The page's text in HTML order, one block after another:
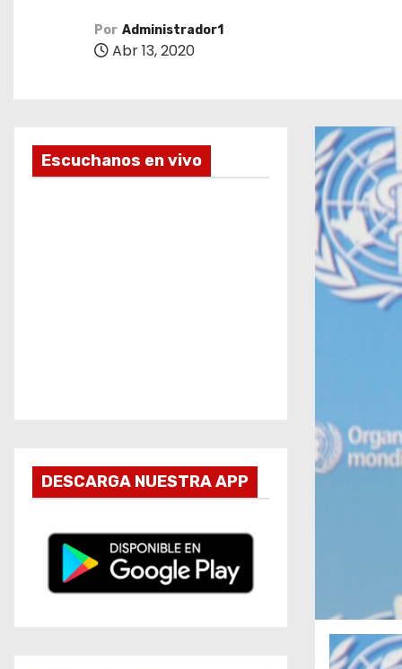
Por Administrador1
Abr 13, 2020
Escuchanos en vivo
DESCARGA NUESTRA APP